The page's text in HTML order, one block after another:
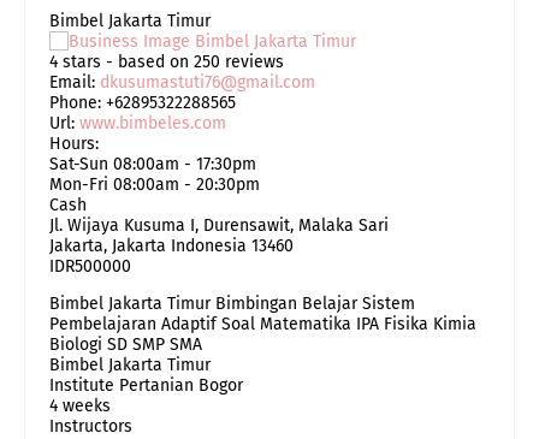
Bimbel Jakarta Timur
4 stars - based on 250 reviews
Email: dkusumastuti76@gmail.com
Phone: +62895322288565
Url: www.bimbeles.com
Hours:
Sat-Sun 08:00am - 17:30pm
Mon-Fri 08:00am - 20:30pm
Cash
Jl. Wijaya Kusuma I, Durensawit, Malaka Sari
Jakarta, Jakarta Indonesia 13460
IDR500000
Bimbel Jakarta Timur Bimbingan Belajar Sistem
Pembelajaran Adaptif Soal Matematika IPA Fisika Kimia
Biologi SD SMP SMA
Bimbel Jakarta Timur
Institute Pertanian Bogor
4 weeks
Instructors